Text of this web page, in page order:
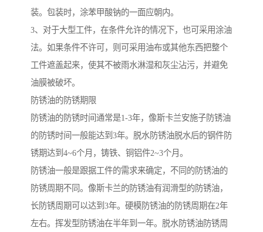
装。包装时，涂苯甲酸钠的一面应朝内。
3、对于大型工件，在条件允许的情况下，也可采用涂油
法。如果条件不许可，则可采用油布或其他东西把整个
工件遮盖起来，使其不被雨水淋湿和灰尘沾污，并避免
油膜被破坏。
防锈油的防锈期限
防锈油的防锈时间通常是1-3年，像斯卡兰安施子防锈油
的防锈时间一般能达到3年。脱水防锈油脱水后的钢件防
锈期达到4~6个月，铸铁、铜铝件2~3个月。
防锈油一般是跟据工件的需求来确定，不同的防锈油的
防锈周期不同。像斯卡兰的防锈油有润滑型的防锈油，
长防锈周期可以达到3年。硬模防锈油的防锈周期在2年
左右。挥发型防锈油在半年到一年。脱水防锈油防锈周